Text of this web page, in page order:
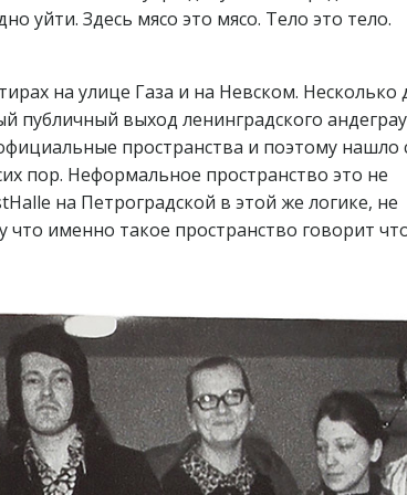
уйти. Здесь мясо это мясо. Тело это тело.
на улице Газа и на Невском. Несколько
публичный выход ленинградского
пространства и поэтому нашло
пор. Неформальное пространство это не
на Петроградской в этой же логике, не
именно такое пространство говорит